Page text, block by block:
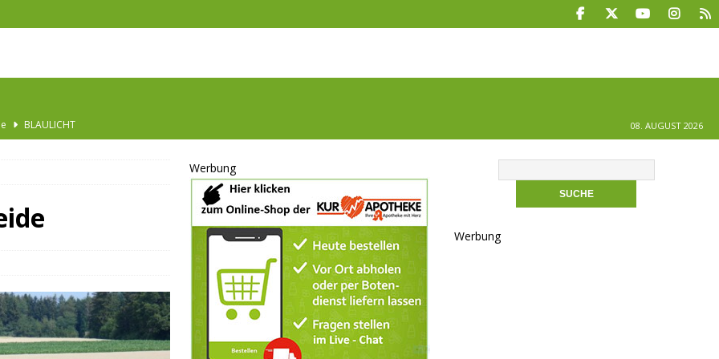
TOP
GESELLSCHAFT
SONSTIGES
08. AUGUST 2026
Werbung
Werbung